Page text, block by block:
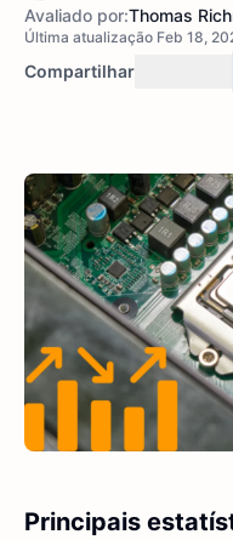
Avaliado por:Thomas
Última atualização Feb 18,
Compartilhar
Principais